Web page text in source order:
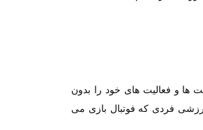
ها و فعالیت های خود را بدون
فردی که فوتبال بازی می